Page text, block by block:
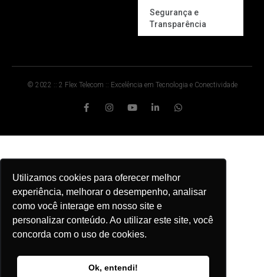
Utilizamos cookies para oferecer melhor
experiência, melhorar o desempenho, analisar
como você interage em nosso site e
personalizar conteúdo. Ao utilizar este site, você
concorda com o uso de cookies.
Ok, entendi!
Segurança e
Transparência
© 2022 :: 2 Flex Telecom :: Excelência em Tecnologia e Conectividade